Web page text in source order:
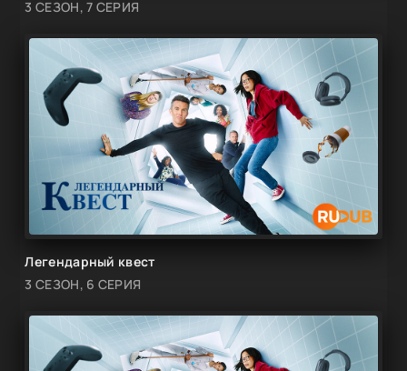
3 СЕЗОН, 7 СЕРИЯ
Легендарный квест
3 СЕЗОН, 6 СЕРИЯ